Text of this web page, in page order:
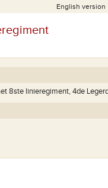
English version
8ste linieregiment, 4de